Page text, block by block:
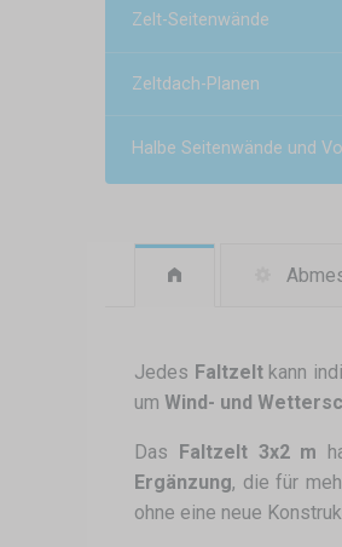
Zelt-Seitenwände
Zeltdach-Planen
Halbe Seitenwände und
Jedes Faltzeltkann
um Wind- und
Das Faltzelt 3x2 m
Ergänzung, die für
ohne eine neue